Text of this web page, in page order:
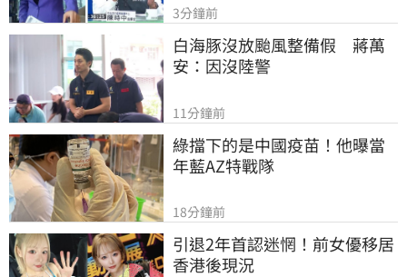
3分鐘前
白海豚沒放颱風整備假　蔣萬
安：因沒陸警
11分鐘前
綠擋下的是中國疫苗！他曝當
年藍AZ特戰隊
18分鐘前
引退2年首認迷惘！前女優移居
香港後現況